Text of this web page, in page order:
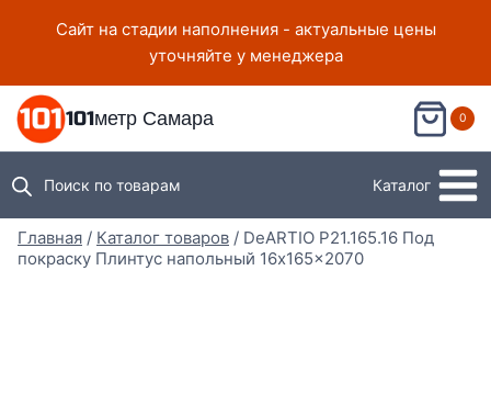
Сайт на стадии наполнения - актуальные цены
уточняйте у менеджера
101метр Самара 0
Поиск по товарам Каталог
Главная / Каталог товаров / DeARTIO P21.165.16 Под
покраску Плинтус напольный 16x165x2070